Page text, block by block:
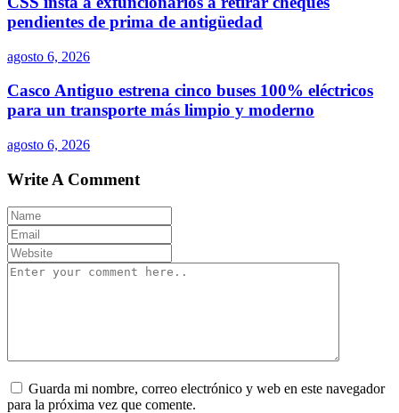
pendientes de prima de antigüedad
agosto 6, 2026
Casco Antiguo estrena cinco buses 100% eléctricos
para un transporte más limpio y moderno
agosto 6, 2026
Write A Comment
Guarda mi nombre, correo electrónico y web en este navegador
para la próxima vez que comente.